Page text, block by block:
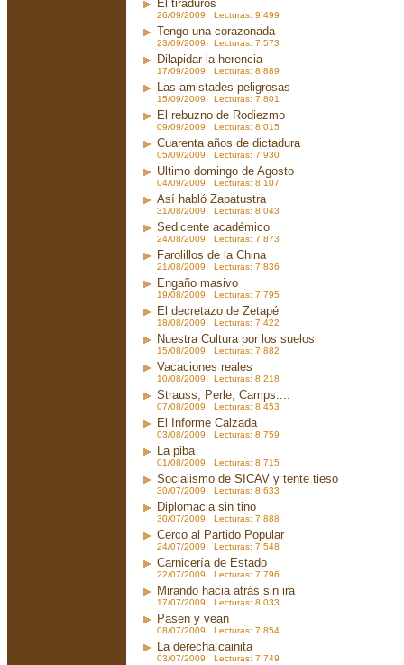
El tiraduros
26/09/2009 Lecturas: 9.499
Tengo una corazonada
23/09/2009 Lecturas: 7.573
Dilapidar la herencia
17/09/2009 Lecturas: 8.889
Las amistades peligrosas
15/09/2009 Lecturas: 7.801
El rebuzno de Rodiezmo
09/09/2009 Lecturas: 8.015
Cuarenta años de dictadura
05/09/2009 Lecturas: 7.930
Ultimo domingo de Agosto
04/09/2009 Lecturas: 8.107
Así habló Zapatustra
31/08/2009 Lecturas: 8.043
Sedicente académico
24/08/2009 Lecturas: 7.873
Farolillos de la China
21/08/2009 Lecturas: 7.836
Engaño masivo
19/08/2009 Lecturas: 7.795
El decretazo de Zetapé
18/08/2009 Lecturas: 7.422
Nuestra Cultura por los suelos
15/08/2009 Lecturas: 7.882
Vacaciones reales
10/08/2009 Lecturas: 8.218
Strauss, Perle, Camps....
07/08/2009 Lecturas: 8.453
El Informe Calzada
03/08/2009 Lecturas: 8.759
La piba
01/08/2009 Lecturas: 8.715
Socialismo de SICAV y tente tieso
30/07/2009 Lecturas: 8.633
Diplomacia sin tino
30/07/2009 Lecturas: 7.888
Cerco al Partido Popular
24/07/2009 Lecturas: 7.548
Carnicería de Estado
22/07/2009 Lecturas: 7.796
Mirando hacia atrás sin ira
17/07/2009 Lecturas: 8.033
Pasen y vean
08/07/2009 Lecturas: 7.854
La derecha cainita
03/07/2009 Lecturas: 7.749